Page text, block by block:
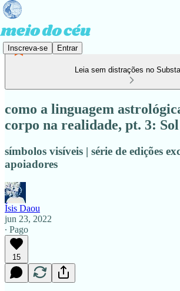
Inscreva-se Entrar
Leia sem distrações no
como a linguagem
corpo na realidade, pt. 3: Sol
símbolos visíveis | série de edições
apoiadores
Ísis Daou
jun 23, 2022
∙ Pago
15